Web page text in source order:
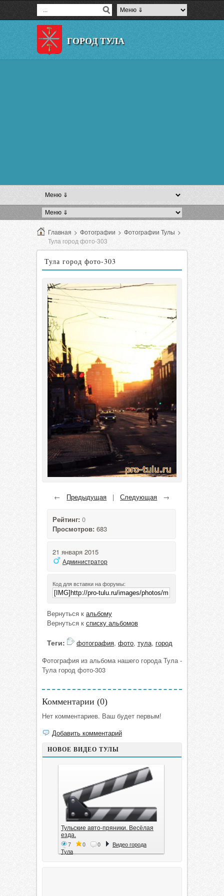
ГОРОД ТУЛА
Главная > Фотографии > Фотографии Тулы >
Тула город фото-303
Тула город фото-303
← Предыдущая |Следующая →
Рейтинг: 0
Просмотров: 683
21 января 2015
Администратор
Код для вставки на форумы:
Вернуться к альбому
Вернуться к списку альбомов
Теги: фотография, фото, тула, город
Фотография из альбома нашего города Тула -
Тула город фото-303
Комментарии (0)
Нет комментариев. Ваш будет первым!
Добавить комментарий
НОВОЕ ВИДЕО ТУЛЫ
Тульские авто-пряники. Весёлая
езда.
7 0 0
Видео города
Тула